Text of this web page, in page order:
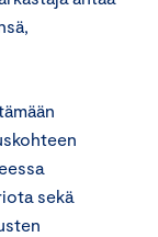
sekä